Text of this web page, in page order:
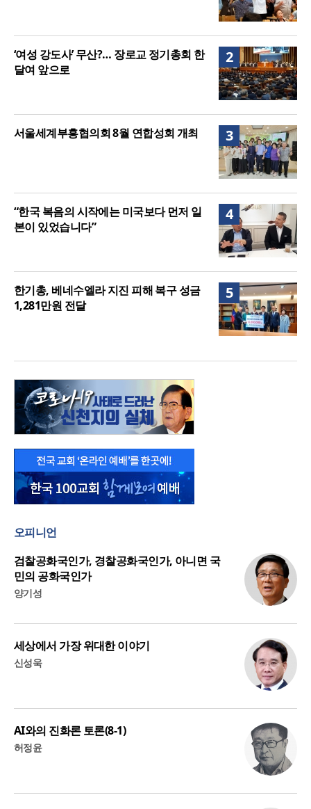
2
‘여성 강도사’ 무산?… 장로교 정기총회 한
달여 앞으로
3
서울세계부흥협의회 8월 연합성회 개최
4
“한국 복음의 시작에는 미국보다 먼저 일
본이 있었습니다”
5
한기총, 베네수엘라 지진 피해 복구 성금
1,281만원 전달
오피니언
검찰공화국인가, 경찰공화국인가, 아니면 국
민의 공화국인가
양기성
세상에서 가장 위대한 이야기
신성욱
AI와의 진화론 토론(8-1)
허정윤